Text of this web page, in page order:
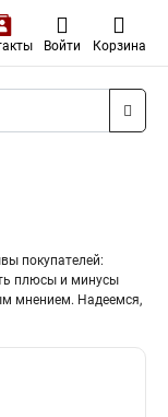
Войти Корзина
покупателей:
плюсы и минусы
мнением. Надеемся,